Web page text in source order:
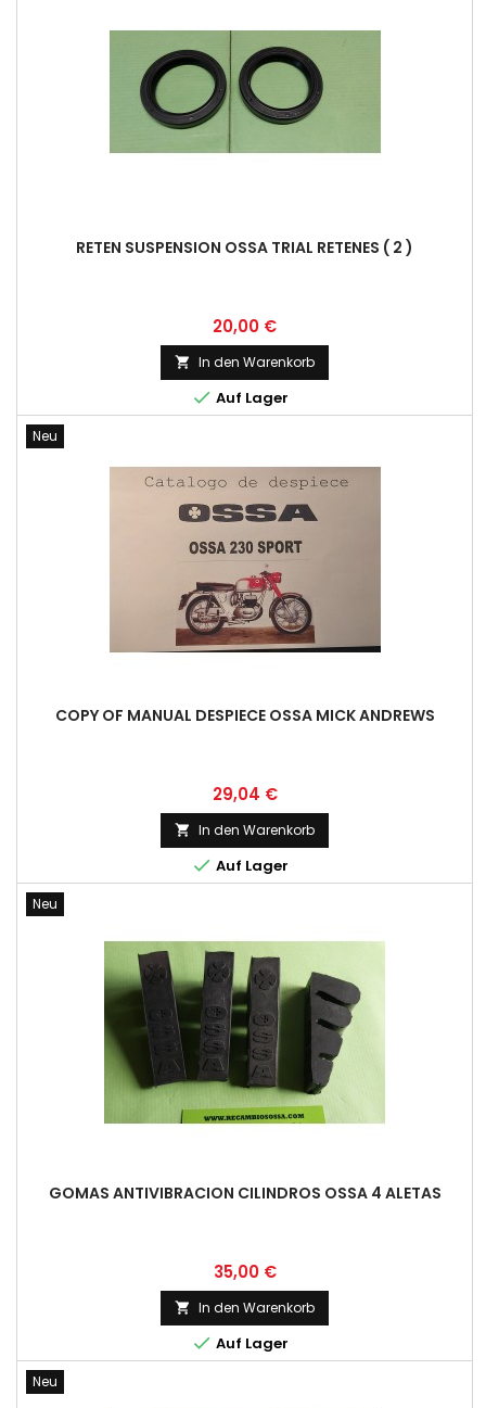
RETEN SUSPENSION OSSA TRIAL RETENES ( 2 )
Preis
20,00 €
 In den Warenkorb
 Auf Lager
Neu
COPY OF MANUAL DESPIECE OSSA MICK ANDREWS
Preis
29,04 €
 In den Warenkorb
 Auf Lager
Neu
GOMAS ANTIVIBRACION CILINDROS OSSA 4 ALETAS
Preis
35,00 €
 In den Warenkorb
 Auf Lager
Neu